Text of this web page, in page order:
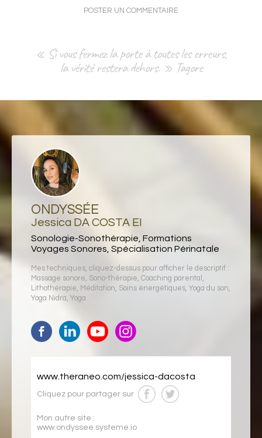
POSTER UN COMMENTAIRE
« Si vous fermez la porte à toutes les erreurs,
la vérité restera dehors. » Tagore
ONDYSSÉE
Jessica DA COSTA EI
Sonologie-Sonothérapie, Formations
Voyages Sonores, Spécialisation Périnatale
Mes techniques, cliquez-dessus pour afficher le descriptif :
Massage sonore, Sono-thérapie, Coaching parental ,
Lithothérapie, Méditation, Soins énergétiques, Yoga du son,
Yoga Nidra, Yoga
www.theraneo.com/jessica-dacosta
Cliquez pour partager sur
Mon autre site :
www.ondyssee.systeme.io